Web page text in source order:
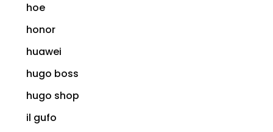
hoe
honor
huawei
hugo boss
hugo shop
il gufo